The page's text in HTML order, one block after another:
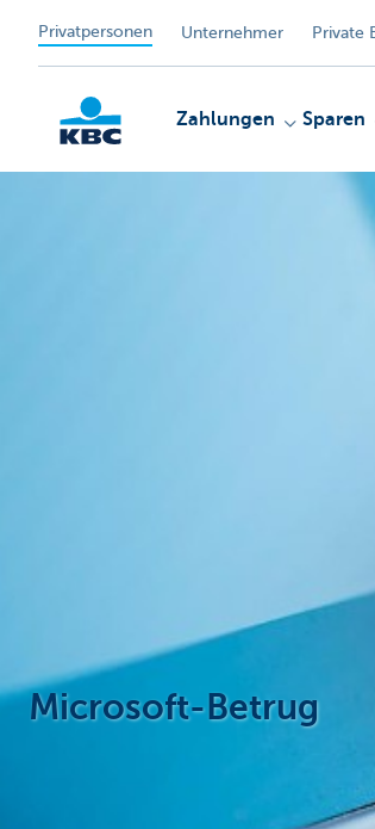
Privatpersonen Unternehmer Private
Zahlungen Sparen
Microsoft-Betrug